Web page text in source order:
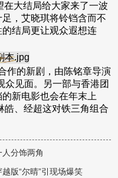
大结局给大家来了一波
，艾晓琪将铃铛含而不
结局更让观众遐想连
作的新剧，由陈铭章导演
众见面。另一部与香港团
新电影也会在年末上
皓、经超这对铁三角组合
人分饰两角
版“尔晴”引现场爆笑